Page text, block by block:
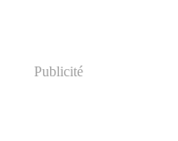
Publicité